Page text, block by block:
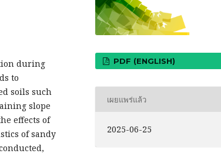
during
to
soils such
slope
effects of
of sandy
PDF (ENGLISH)
เผยแพร่แล้ว
2025-06-25